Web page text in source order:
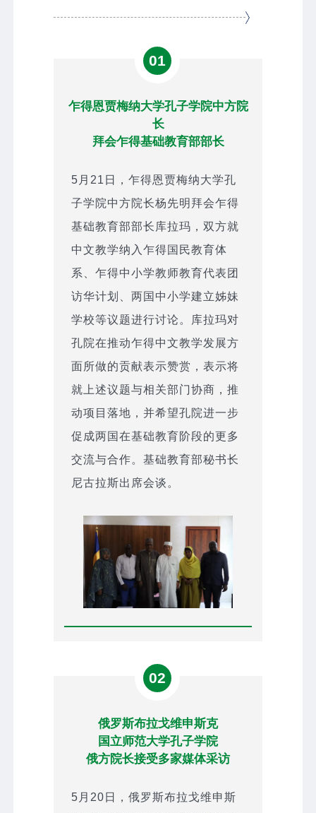
01
乍得恩贾梅纳大学孔子学院中方院
长
拜会乍得基础教育部部长
5月21日，乍得恩贾梅纳大学孔
子学院中方院长杨先明拜会乍得
基础教育部部长库拉玛，双方就
中文教学纳入乍得国民教育体
系、乍得中小学教师教育代表团
访华计划、两国中小学建立姊妹
学校等议题进行讨论。库拉玛对
孔院在推动乍得中文教学发展方
面所做的贡献表示赞赏，表示将
就上述议题与相关部门协商，推
动项目落地，并希望孔院进一步
促成两国在基础教育阶段的更多
交流与合作。基础教育部秘书长
尼古拉斯出席会谈。
02
俄罗斯布拉戈维申斯克
国立师范大学孔子学院
俄方院长接受多家媒体采访
5月20日，俄罗斯布拉戈维申斯